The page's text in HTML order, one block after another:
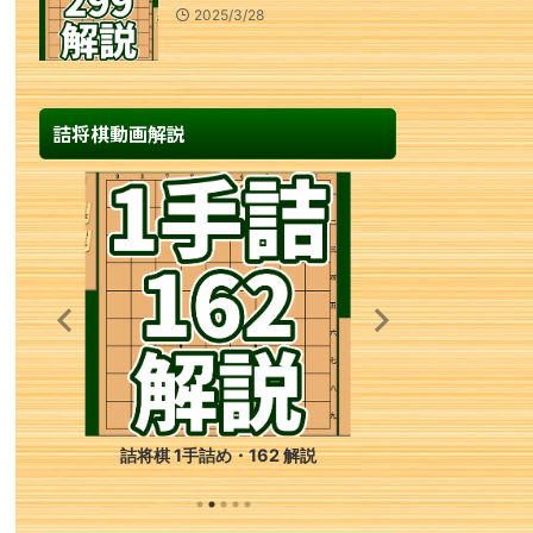
2025/3/28
詰将棋動画解説
詰将棋 1手詰め・162 解説 詰将